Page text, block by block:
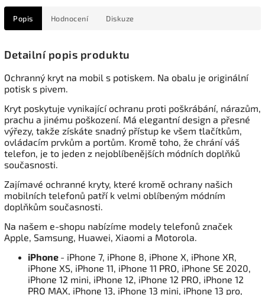
Popis Hodnocení Diskuze
Detailní popis produktu
Ochranný kryt na mobil s potiskem. Na obalu je originální
potisk s pivem.
Kryt poskytuje vynikající ochranu proti poškrábání, nárazům,
prachu a jinému poškození. Má elegantní design a přesné
výřezy, takže získáte snadný přístup ke všem tlačítkům,
ovládacím prvkům a portům. Kromě toho, že chrání váš
telefon, je to jeden z nejoblíbenějších módních doplňků
současnosti.
Zajímavé ochranné kryty, které kromě ochrany našich
mobilních telefonů patří k velmi oblíbeným módním
doplňkům současnosti.
Na našem e-shopu nabízíme modely telefonů značek
Apple, Samsung, Huawei, Xiaomi a Motorola.
iPhone - iPhone 7, iPhone 8, iPhone X, iPhone XR,
iPhone XS, iPhone 11, iPhone 11 PRO, iPhone SE 2020,
iPhone 12 mini, iPhone 12, iPhone 12 PRO, iPhone 12
PRO MAX, iPhone 13, iPhone 13 mini, iPhone 13 pro,